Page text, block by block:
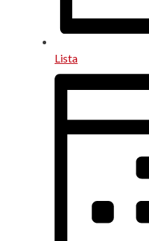
Lista